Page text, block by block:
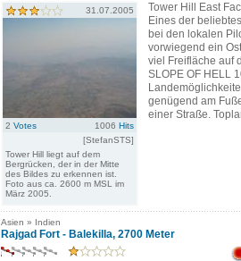
31.07.2005
2 Votes 1006 Hits
[StefanSTS]
Tower Hill liegt auf dem
Bergrücken, der in der Mitte
des Bildes zu erkennen ist.
Foto aus ca. 2600 m MSL im
März 2005.
Tower Hill East
Eines der
bei den lokalen
vorwiegend ein
viel Freifläche auf
SLOPE OF HELL
genügend am
einer Straße.
Asien » Indien
Rajgad Fort - Balekilla, 2700 Meter